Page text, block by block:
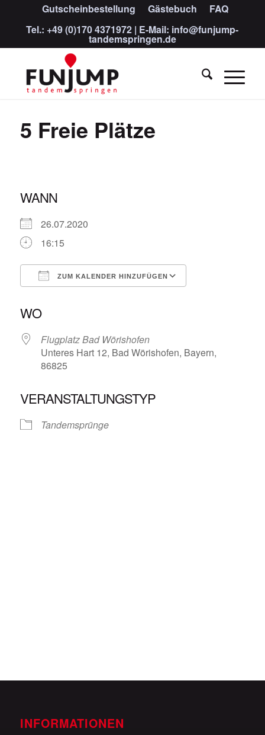
Gutscheinbestellung Gästebuch
FAQ
Tel.: +49 (0)170 4371972 | E-Mail: info@funjump-
tandemspringen.de
5 Freie Plätze
WANN
26.07.2020
16:15
ZUM KALENDER HINZUFÜGEN
WO
Flugplatz Bad Wörishofen
Unteres Hart 12, Bad Wörishofen, Bayern,
86825
VERANSTALTUNGSTYP
Tandemsprünge
INFORMATIONEN